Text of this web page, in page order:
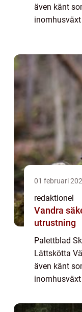
även känt
att gå...
01 februari
redaktionel
Vandra
utrustning
Palettblad
Lättskötta
även känt
och